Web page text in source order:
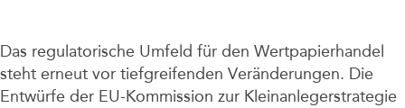
Das regulatorische Umfeld für den Wertpapierhandel
steht erneut vor tiefgreifenden Veränderungen. Die
Entwürfe der EU-Kommission zur Kleinanlegerstrategie